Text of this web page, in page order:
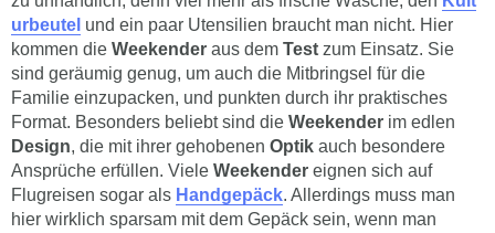
urbeutel und ein paar Utensilien braucht man nicht. Hier
kommen die Weekender aus dem Test zum Einsatz. Sie
sind geräumig genug, um auch die Mitbringsel für die
Familie einzupacken, und punkten durch ihr praktisches
Format. Besonders beliebt sind die Weekender im edlen
Design, die mit ihrer gehobenen Optik auch besondere
Ansprüche erfüllen. Viele Weekender eignen sich auf
Flugreisen sogar als Handgepäck. Allerdings muss man
hier wirklich sparsam mit dem Gepäck sein, wenn man